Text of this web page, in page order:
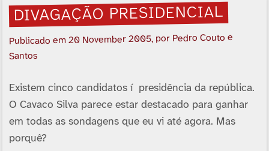
DIVAGAÇÃO PRESIDENCIAL
Publicado em 20 November 2005, por Pedro Couto e
Santos
Existem cinco candidatos í presidência da república.
O Cavaco Silva parece estar destacado para ganhar
em todas as sondagens que eu vi até agora. Mas
porquê?